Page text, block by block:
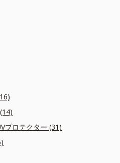
プロテクター (31)